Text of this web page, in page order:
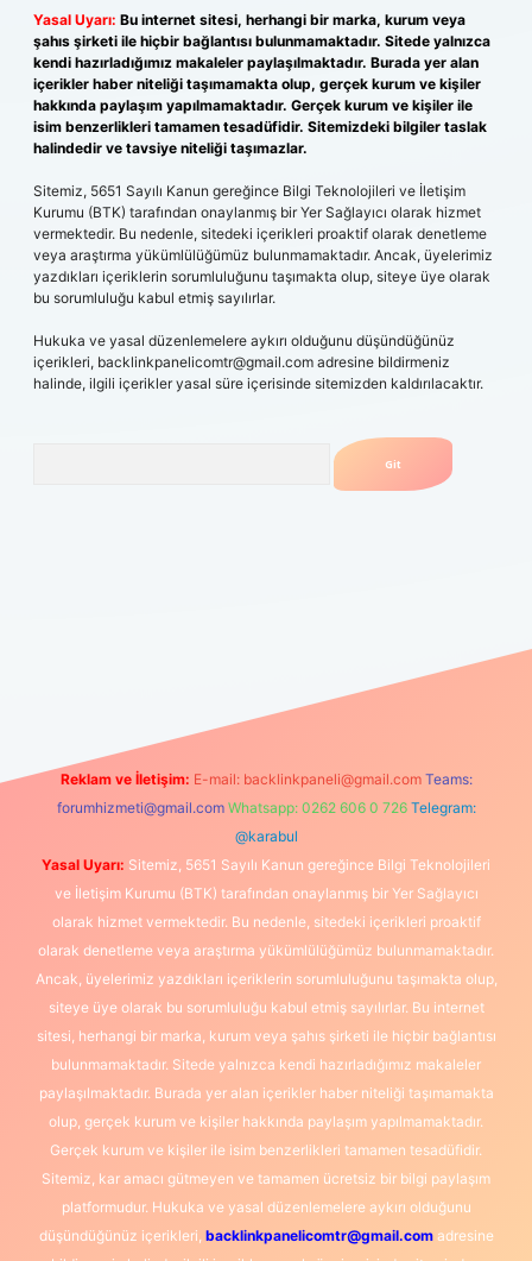
Yasal Uyarı: Bu internet sitesi, herhangi bir marka, kurum veya
şahıs şirketi ile hiçbir bağlantısı bulunmamaktadır. Sitede yalnızca
kendi hazırladığımız makaleler paylaşılmaktadır. Burada yer alan
içerikler haber niteliği taşımamakta olup, gerçek kurum ve kişiler
hakkında paylaşım yapılmamaktadır. Gerçek kurum ve kişiler ile
isim benzerlikleri tamamen tesadüfidir. Sitemizdeki bilgiler taslak
halindedir ve tavsiye niteliği taşımazlar.
Sitemiz, 5651 Sayılı Kanun gereğince Bilgi Teknolojileri ve İletişim
Kurumu (BTK) tarafından onaylanmış bir Yer Sağlayıcı olarak hizmet
vermektedir. Bu nedenle, sitedeki içerikleri proaktif olarak denetleme
veya araştırma yükümlülüğümüz bulunmamaktadır. Ancak, üyelerimiz
yazdıkları içeriklerin sorumluluğunu taşımakta olup, siteye üye olarak
bu sorumluluğu kabul etmiş sayılırlar.
Hukuka ve yasal düzenlemelere aykırı olduğunu düşündüğünüz
içerikleri, backlinkpanelicomtr@gmail.com adresine bildirmeniz
halinde, ilgili içerikler yasal süre içerisinde sitemizden kaldırılacaktır.
betexper güncel giriş
Reklam ve İletişim: E-mail: backlinkpaneli@gmail.com Teams:
forumhizmeti@gmail.com Whatsapp: 0262 606 0 726 Telegram:
@karabul
Yasal Uyarı: Sitemiz, 5651 Sayılı Kanun gereğince Bilgi Teknolojileri
ve İletişim Kurumu (BTK) tarafından onaylanmış bir Yer Sağlayıcı
olarak hizmet vermektedir. Bu nedenle, sitedeki içerikleri proaktif
olarak denetleme veya araştırma yükümlülüğümüz bulunmamaktadır.
Ancak, üyelerimiz yazdıkları içeriklerin sorumluluğunu taşımakta olup,
siteye üye olarak bu sorumluluğu kabul etmiş sayılırlar. Bu internet
sitesi, herhangi bir marka, kurum veya şahıs şirketi ile hiçbir bağlantısı
bulunmamaktadır. Sitede yalnızca kendi hazırladığımız makaleler
paylaşılmaktadır. Burada yer alan içerikler haber niteliği taşımamakta
olup, gerçek kurum ve kişiler hakkında paylaşım yapılmamaktadır.
Gerçek kurum ve kişiler ile isim benzerlikleri tamamen tesadüfidir.
Sitemiz, kar amacı gütmeyen ve tamamen ücretsiz bir bilgi paylaşım
platformudur. Hukuka ve yasal düzenlemelere aykırı olduğunu
düşündüğünüz içerikleri, backlinkpanelicomtr@gmail.comadresine